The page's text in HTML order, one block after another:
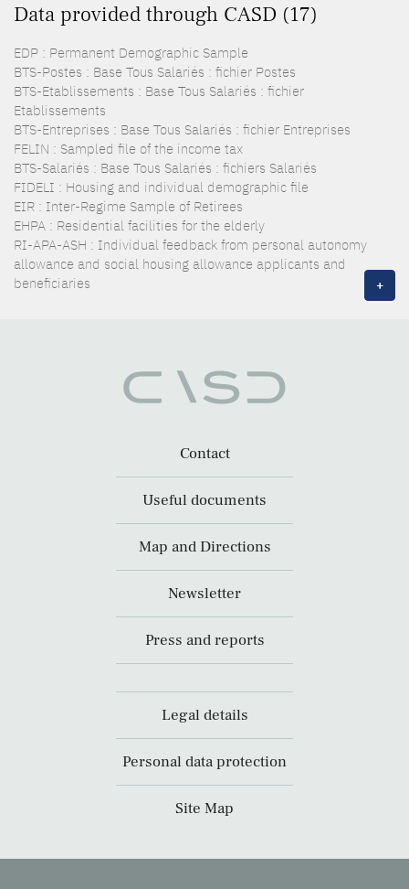
Data provided through CASD (17)
EDP : Permanent Demographic Sample
BTS-Postes : Base Tous Salariés : fichier Postes
BTS-Etablissements : Base Tous Salariés : fichier
Etablissements
BTS-Entreprises : Base Tous Salariés : fichier Entreprises
FELIN : Sampled file of the income tax
BTS-Salariés : Base Tous Salariés : fichiers Salariés
FIDELI : Housing and individual demographic file
EIR : Inter-Regime Sample of Retirees
EHPA : Residential facilities for the elderly
RI-APA-ASH : Individual feedback from personal autonomy
allowance and social housing allowance applicants and
beneficiaries
+
Contact
Useful documents
Map and Directions
Newsletter
Press and reports
Legal details
Personal data protection
Site Map